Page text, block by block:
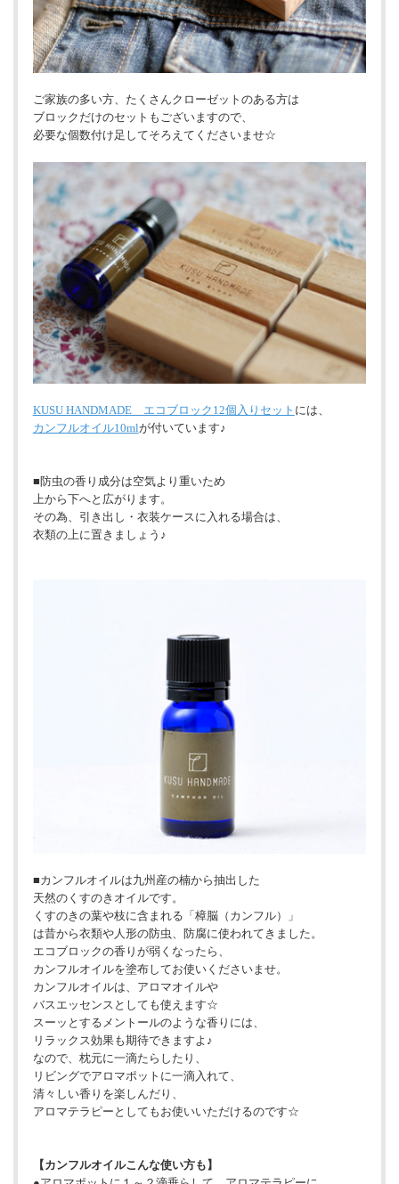
ご家族の多い方、たくさんクローゼットのある方は
ブロックだけのセットもございますので、
必要な個数付け足してそろえてくださいませ☆
KUSU HANDMADE エコブロック12個入りセット には、
カンフルオイル10mlが付いています♪
■防虫の香り成分は空気より重いため
上から下へと広がります。
その為、引き出し・衣装ケースに入れる場合は、
衣類の上に置きましょう♪
■カンフルオイルは九州産の楠から抽出した
天然のくすのきオイルです。
くすのきの葉や枝に含まれる「樟脳（カンフル）」
は昔から衣類や人形の防虫、防腐に使われてきました。
エコブロックの香りが弱くなったら、
カンフルオイルを塗布してお使いくださいませ。
カンフルオイルは、アロマオイルや
バスエッセンスとしても使えます☆
スーッとするメントールのような香りには、
リラックス効果も期待できますよ♪
なので、枕元に一滴たらしたり、
リビングでアロマポットに一滴入れて、
清々しい香りを楽しんだり、
アロマテラピーとしてもお使いいただけるのです☆
【カンフルオイルこんな使い方も】